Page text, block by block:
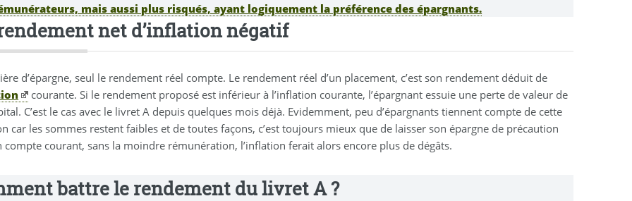
mais aussi plus risqués, ayant logiquement la préférence des épargnants.
net d’inflation négatif
d’épargne, seul le rendement réel compte. Le rendement réel d’un placement, c’est son rendement déduit de
courante. Si le rendement proposé est inférieur à l’inflation courante, l’épargnant essuie une perte de valeur de
C’est le cas avec le livret A depuis quelques mois déjà. Evidemment, peu d’épargnants tiennent compte de cette
car les sommes restent faibles et de toutes façons, c’est toujours mieux que de laisser son épargne de précaution
compte courant, sans la moindre rémunération, l’inflation ferait alors encore plus de dégâts.
battre le rendement du livret A ?